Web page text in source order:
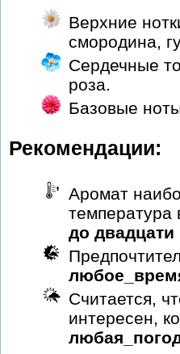
Верхние
смородина,
Сердечные
роза.
Базовые
Рекомендации:
Аромат
температура
до двадцати
Считается,
интересен,